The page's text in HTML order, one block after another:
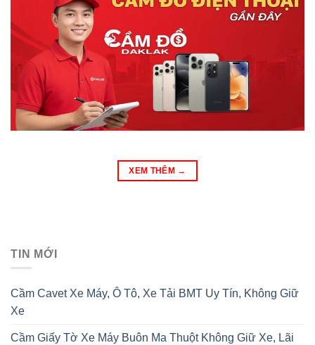
XEM THÊM →
TIN MỚI
Cầm Cavet Xe Máy, Ô Tô, Xe Tải BMT Uy Tín, Không Giữ
Xe
Cầm Giấy Tờ Xe Máy Buôn Ma Thuột Không Giữ Xe, Lãi